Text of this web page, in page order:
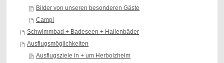
Bilder von unseren besonderen Gäste
Campi
Schwimmbad + Badeseen + Hallenbäder
Ausflugsmöglichkeiten
Ausflugsziele in + um Herbolzheim